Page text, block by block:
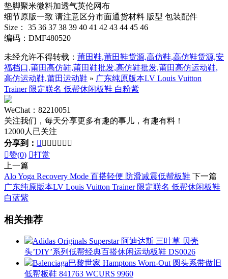
垫脚聚米微料加透气英伦网布
细节原版一致 请注意区分市面通货材料 版型 包装配件
Size： 35 36 37 38 39 40 41 42 43 44 45 46
编码：DMF480520
未经允许不得转载： 莆田鞋,莆田鞋货源,高仿鞋,高仿鞋货源,安
福档口,莆田高仿鞋,莆田鞋批发,高仿鞋批发,莆田高仿运动鞋,
高仿运动鞋,莆田运动鞋 » 广东纯原版本LV Louis Vuitton
Trainer 限定联名 低帮休闲板鞋 白粉紫
WeChat：82210051
关注我们，每天分享更多有趣的事儿，有趣有料！
12000人已关注
分享到：       
赞(0) 打赏
上一篇
Alo Yoga Recovery Mode 百搭轻便 防滑减震低帮板鞋 下一篇
广东纯原版本LV Louis Vuitton Trainer 限定联名 低帮休闲板鞋
白蓝紫
相关推荐
Adidas Originals Superstar 阿迪达斯 三叶草 贝壳
头’DIY’系列低帮经典百搭休闲运动板鞋 DS0026
Balenciaga巴黎世家 Hamptons Worn-Out 圆头系带做旧
低帮板鞋 841763 WCURS 9960